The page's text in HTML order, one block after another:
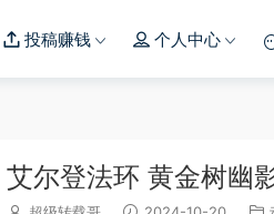
投稿赚钱 个人中心
艾尔登法环 黄金树幽